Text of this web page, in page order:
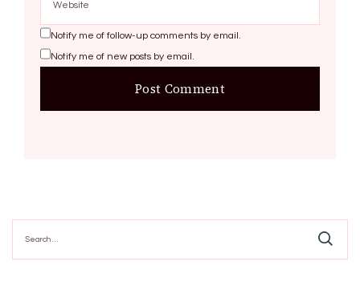
Notify me of follow-up comments by email.
Notify me of new posts by email.
for: